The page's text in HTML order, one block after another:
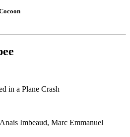
in a Plane Crash
Imbeaud, Marc Emmanuel